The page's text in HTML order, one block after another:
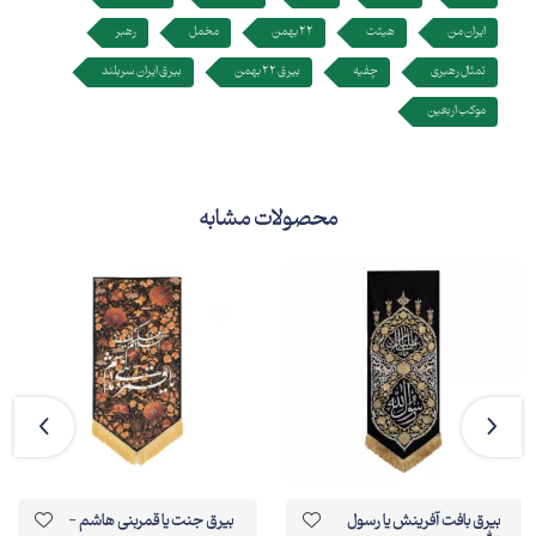
ایران من
هیئت 22 بهمن مخمل
رهبر
تمثال رهبری
چفیه بیرق 22 بهمن
بیرق ایران سربلند
موکب اربعین
محصولات مشابه
بیرق بافت آفرینش یا رسول
بیرق جنت یا قمربنی هاشم -